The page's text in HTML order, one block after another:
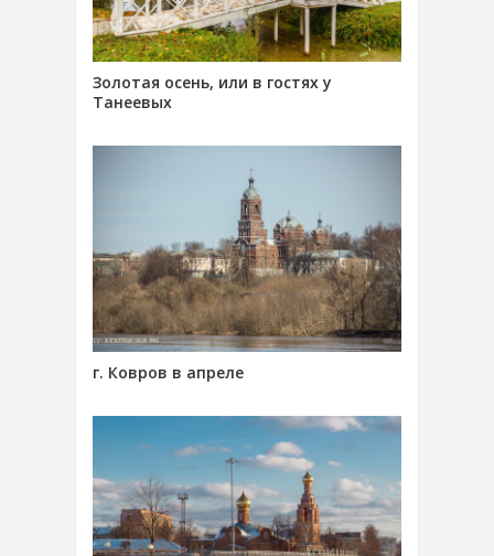
Золотая осень, или в гостях у
Танеевых
г. Ковров в апреле